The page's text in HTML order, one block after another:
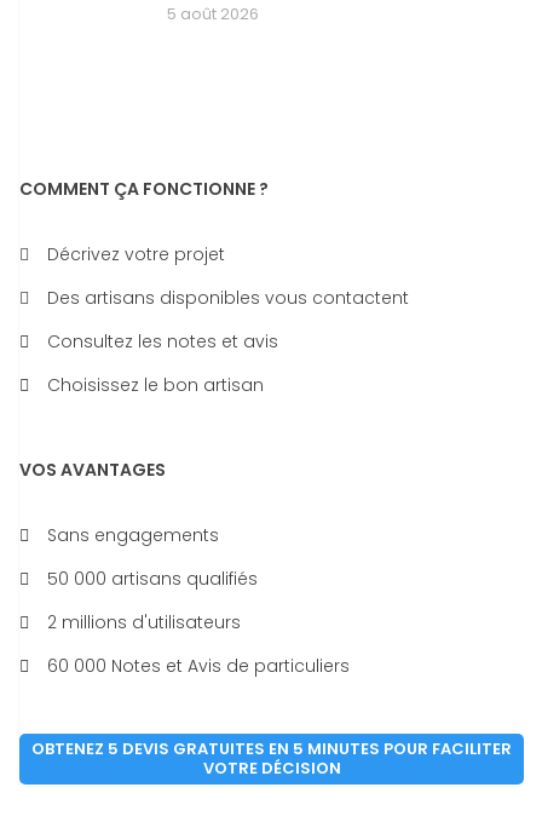
5 août 2026
COMMENT ÇA FONCTIONNE ?
Décrivez votre projet
Des artisans disponibles vous contactent
Consultez les notes et avis
Choisissez le bon artisan
VOS AVANTAGES
Sans engagements
50 000 artisans qualifiés
2 millions d'utilisateurs
60 000 Notes et Avis de particuliers
OBTENEZ 5 DEVIS GRATUITES EN 5 MINUTES POUR FACILITER
VOTRE DÉCISION